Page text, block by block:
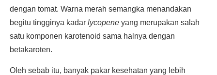
dengan tomat. Warna merah semangka menandakan
begitu tingginya kadar lycopene yang merupakan salah
satu komponen karotenoid sama halnya dengan
betakaroten.
Oleh sebab itu, banyak pakar kesehatan yang lebih